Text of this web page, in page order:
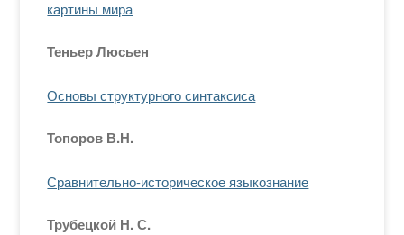
картины мира
Теньер Люсьен
Основы структурного синтаксиса
Топоров В.Н.
Сравнительно-историческое языкознание
Трубецкой Н. С.